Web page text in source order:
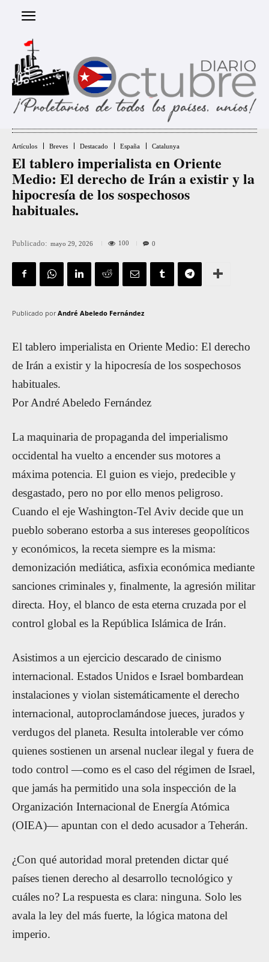
Artículos Breves Destacado España Catalunya
El tablero imperialista en Oriente
Medio: El derecho de Irán a existir y la
hipocresía de los sospechosos
habituales.
Publicado: mayo 29, 2026 100 0
Publicado por André Abeledo Fernández
El tablero imperialista en Oriente Medio: El derecho
de Irán a existir y la hipocresía de los sospechosos
habituales.
Por André Abeledo Fernández
La maquinaria de propaganda del imperialismo
occidental ha vuelto a encender sus motores a
máxima potencia. El guion es viejo, predecible y
desgastado, pero no por ello menos peligroso.
Cuando el eje Washington-Tel Aviv decide que un
pueblo soberano estorba a sus intereses geopolíticos
y económicos, la receta siempre es la misma:
demonización mediática, asfixia económica mediante
sanciones criminales y, finalmente, la agresión militar
directa. Hoy, el blanco de esta eterna cruzada por el
control global es la República Islámica de Irán.
Asistimos a un ejercicio descarado de cinismo
internacional. Estados Unidos e Israel bombardean
instalaciones y violan sistemáticamente el derecho
internacional, autoproclamándose jueces, jurados y
verdugos del planeta. Resulta intolerable ver cómo
quienes sostienen un arsenal nuclear ilegal y fuera de
todo control —como es el caso del régimen de Israel,
que jamás ha permitido una sola inspección de la
Organización Internacional de Energía Atómica
(OIEA)— apuntan con el dedo acusador a Teherán.
¿Con qué autoridad moral pretenden dictar qué
países tienen derecho al desarrollo tecnológico y
cuáles no? La respuesta es clara: ninguna. Solo les
avala la ley del más fuerte, la lógica matona del
imperio.